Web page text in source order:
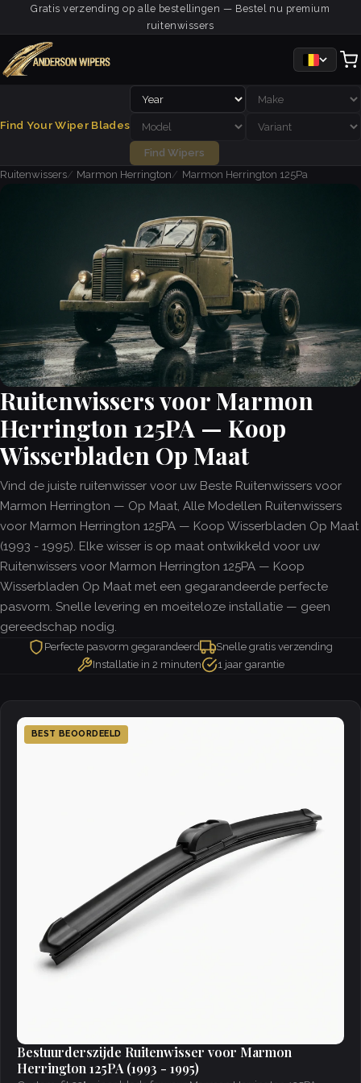
Gratis verzending op alle bestellingen — Bestel nu premium
ruitenwissers
Find Your Wiper Blades
Find Wipers
Ruitenwissers
Marmon Herrington Marmon Herrington 125Pa
Ruitenwissers voor Marmon
Herrington 125PA — Koop
Wisserbladen Op Maat
Vind de juiste ruitenwisser voor uw Beste Ruitenwissers voor
Marmon Herrington — Op Maat, Alle Modellen Ruitenwissers
voor Marmon Herrington 125PA — Koop Wisserbladen Op Maat
(1993 - 1995). Elke wisser is op maat ontwikkeld voor uw
Ruitenwissers voor Marmon Herrington 125PA — Koop
Wisserbladen Op Maat met een gegarandeerde perfecte
pasvorm. Snelle levering en moeiteloze installatie — geen
gereedschap nodig.
Perfecte pasvorm gegarandeerd
Snelle gratis verzending
Installatie in 2 minuten
1 jaar garantie
BEST BEOORDEELD
Bestuurderszijde Ruitenwisser voor Marmon
Herrington 125PA (1993 - 1995)